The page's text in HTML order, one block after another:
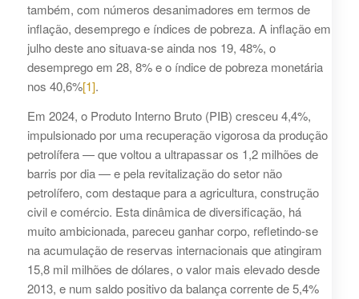
também, com números desanimadores em termos de
inflação, desemprego e índices de pobreza. A inflação em
julho deste ano situava-se ainda nos 19, 48%, o
desemprego em 28, 8% e o índice de pobreza monetária
nos 40,6%[1].
Em 2024, o Produto Interno Bruto (PIB) cresceu 4,4%,
impulsionado por uma recuperação vigorosa da produção
petrolífera — que voltou a ultrapassar os 1,2 milhões de
barris por dia — e pela revitalização do setor não
petrolífero, com destaque para a agricultura, construção
civil e comércio. Esta dinâmica de diversificação, há
muito ambicionada, pareceu ganhar corpo, refletindo-se
na acumulação de reservas internacionais que atingiram
15,8 mil milhões de dólares, o valor mais elevado desde
2013, e num saldo positivo da balança corrente de 5,4%